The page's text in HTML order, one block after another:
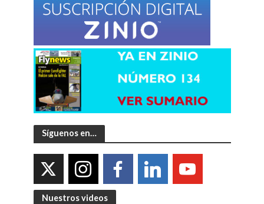
Síguenos en…
Nuestros videos